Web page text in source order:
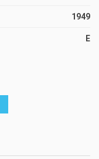
1949
E